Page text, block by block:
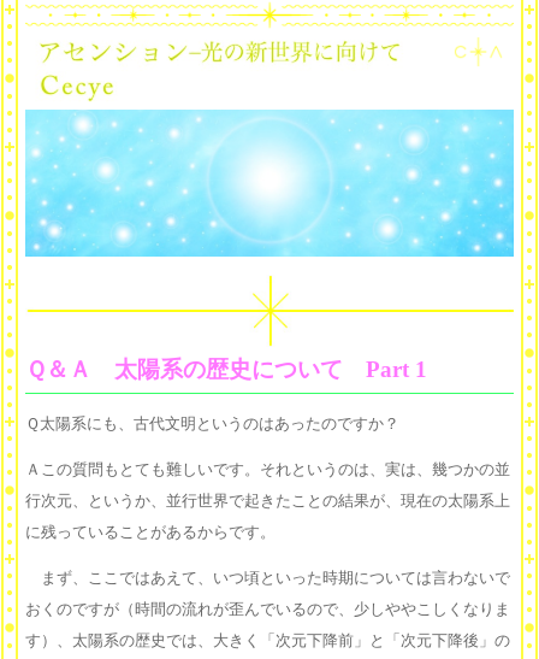
Ｑ＆Ａ 太陽系の歴史について Part 1
Ｑ太陽系にも、古代文明というのはあったのですか？
Ａこの質問もとても難しいです。それというのは、実は、幾つかの並
行次元、というか、並行世界で起きたことの結果が、現在の太陽系上
に残っていることがあるからです。
まず、ここではあえて、いつ頃といった時期については言わないで
おくのですが（時間の流れが歪んでいるので、少しややこしくなりま
す）、太陽系の歴史では、大きく「次元下降前」と「次元下降後」の